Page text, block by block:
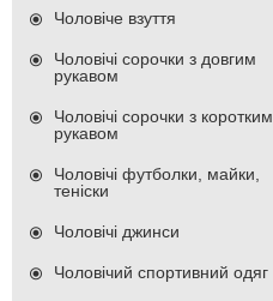
Чоловіче взуття
Чоловічі сорочки з довгим
рукавом
Чоловічі сорочки з коротким
рукавом
Чоловічі футболки, майки,
теніски
Чоловічі джинси
Чоловічий спортивний одяг